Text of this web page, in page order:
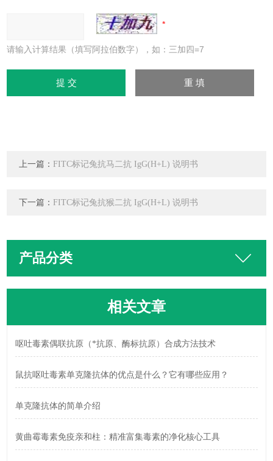
请输入计算结果（填写阿拉伯数字），如：三加四=7
上一篇： FITC标记兔抗马二抗 IgG(H+L) 说明书
下一篇： FITC标记兔抗猴二抗 IgG(H+L) 说明书
产品分类
相关文章
呕吐毒素偶联抗原（*抗原、酶标抗原）合成方法技术
鼠抗呕吐毒素单克隆抗体的优点是什么？它有哪些应用？
单克隆抗体的简单介绍
黄曲霉毒素免疫亲和柱：精准富集毒素的净化核心工具